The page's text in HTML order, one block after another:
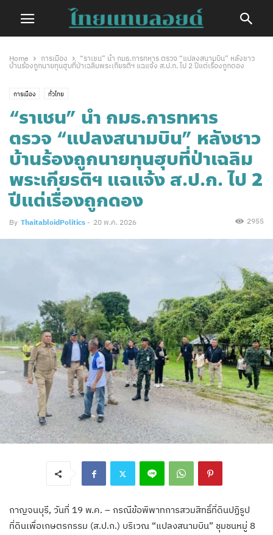
Home การเมือง
“ราเชน” นำ กมธ.การทหาร ตรวจ “แปลงสนามบิน” หลังชาว
บ้านร้องถูกนายทุนฮุบที่ป่าเฉลิมพระเกียรติฯ แฉแจ้ง ส.ป.ก. ไป 2 ปีแต่เรื่องถูกดอง
การเมือง ทั่วไทย
“ราเชน” นำ กมธ.การทหาร
ตรวจ “แปลงสนามบิน” หลังชาว
บ้านร้องถูกนายทุนฮุบที่ป่าเฉลิม
พระเกียรติฯ แฉแจ้ง ส.ป.ก. ไป 2
ปีแต่เรื่องถูกดอง
By ThaitabloidPolitics - 20 พ.ค. 2026 2955
กาญจนบุรี, วันที่ 19 พ.ค. – กรณีข้อพิพาทการสวมสิทธิ์ที่ดินปฏิรูป
ที่ดินเพื่อเกษตรกรรม (ส.ป.ก.) บริเวณ “แปลงสนามบิน” ชุมชนหมู่ 8